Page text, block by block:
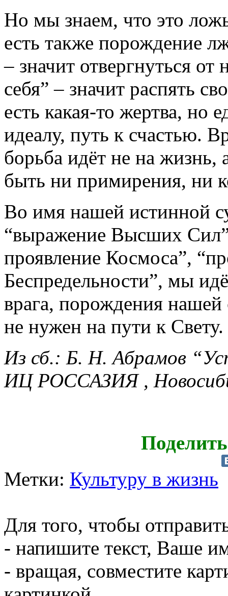
Но мы знаем, что это
есть также порождение
– значит отвергнуться от
себя” – значит распять
есть какая-то жертва, но
идеалу, путь к счастью.
борьба идёт не на жизнь,
быть ни примирения, ни
Во имя нашей истинной
“выражение Высших
проявление Космоса”,
Беспредельности”, мы
врага, порождения
не нужен на пути к Свету.
Из сб.: Б. Н. Абрамов
ИЦ РОССАЗИЯ ,
Метки: Культуру в жизнь
Для того, чтобы
- напишите текст, Ваше
- вращая, совместите